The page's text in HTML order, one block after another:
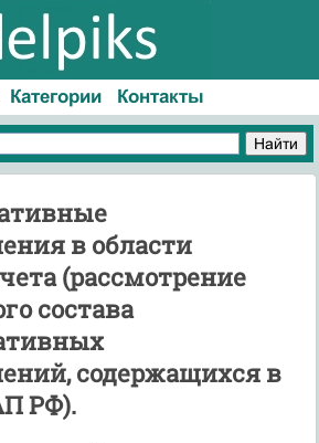
Категории Контакты
в области
(рассмотрение
состава
содержащихся в
РФ).